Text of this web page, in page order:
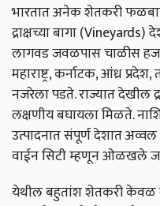
भारतात अनेक शेतकरी
द्राक्षच्या बागा (Vineyards)
लागवड जवळपास चाळीस
महाराष्ट्र, कर्नाटक, आंध्र
नजरेला पडते. राज्यात देखील
लक्षणीय बघायला मिळते.
उत्पादनात संपूर्ण देशात
वाईन सिटी म्हणून ओळखले
येथील बहुतांश शेतकरी केवळ